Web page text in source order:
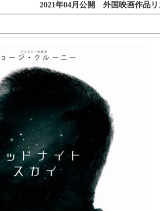
2021年04月公開 外国映画作品リ